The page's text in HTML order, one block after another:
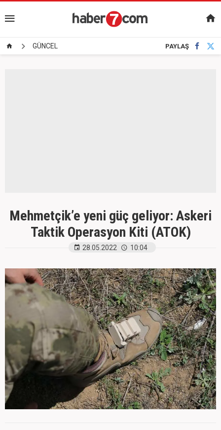
GÜNCEL PAYLAŞ
Mehmetçik’e yeni güç geliyor: Askeri
Taktik Operasyon Kiti (ATOK)
28.05.2022 10:04